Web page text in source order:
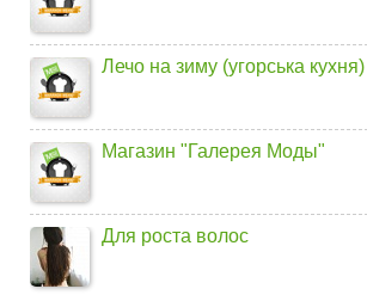
Лечо на зиму (угорська кухня)
Магазин "Галерея Моды"
Для роста волос